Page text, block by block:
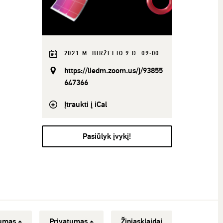
2021 M. BIRŽELIO 9 D. 09:00
https://liedm.zoom.us/j/93855
647366
Įtraukti į iCal
Pasiūlyk įvykį!